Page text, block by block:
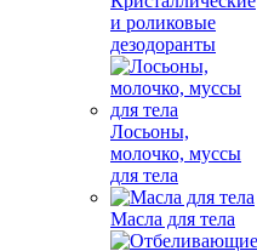
и роликовые
дезодоранты
Лосьоны,
молочко, муссы
для тела
Масла для тела